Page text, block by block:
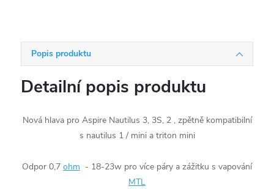
Popis produktu
Detailní popis produktu
Nová hlava pro Aspire Nautilus 3, 3S, 2 , zpětně kompatibilní
s nautilus 1 / mini a triton mini
Odpor 0,7 ohm - 18-23w pro více páry a zážitku s vapování
MTL